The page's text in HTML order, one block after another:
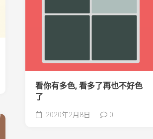
看你有多色, 看多了再也不好色
了
2020年2月8日 0